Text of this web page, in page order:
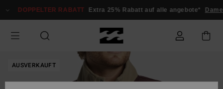
zur
springen
DOPPELTER RABATT Extra 25% Rabatt auf alle angebote* Damen
AUSVERKAUFT